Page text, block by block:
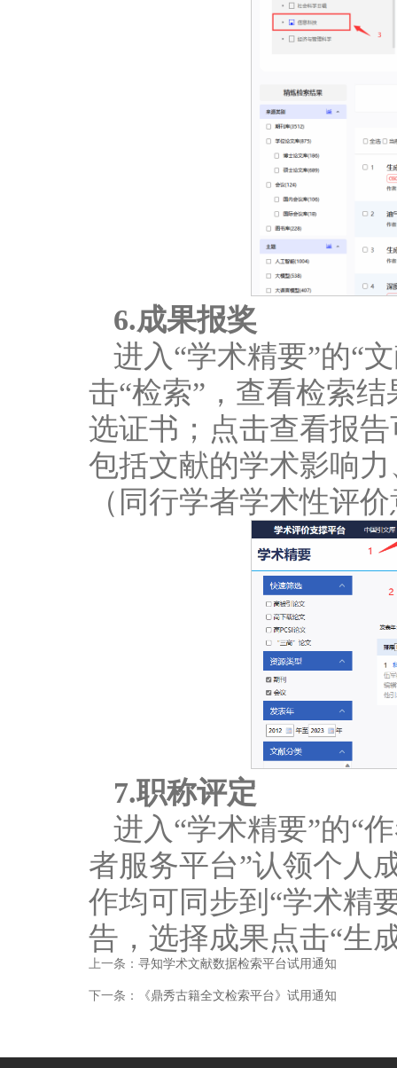
6.成果报奖
进入“学术精要”的“
击“检索”，查看检索
选证书；点击查看报
包括文献的学术影响
（同行学者学术性评
7.职称评定
进入“学术精要”的“
者服务平台”认领个人
作均可同步到“学术精
告，选择成果点击“生
上一条： 寻知学术文献数据检索平台试用通知
下一条： 《鼎秀古籍全文检索平台》试用通知